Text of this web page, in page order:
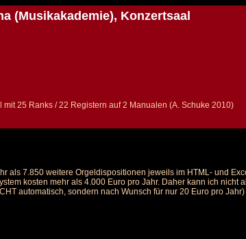
(Musikakademie), Konzertsaal
25 Ranks / 22 Registern auf 2 Manualen (A. Schuke 2010)
7.850 weitere Orgeldispositionen jeweils im HTML- und
kosten mehr als 4.000 Euro pro Jahr. Daher kann ich nicht
automatisch, sondern nach Wunsch für nur 20 Euro pro